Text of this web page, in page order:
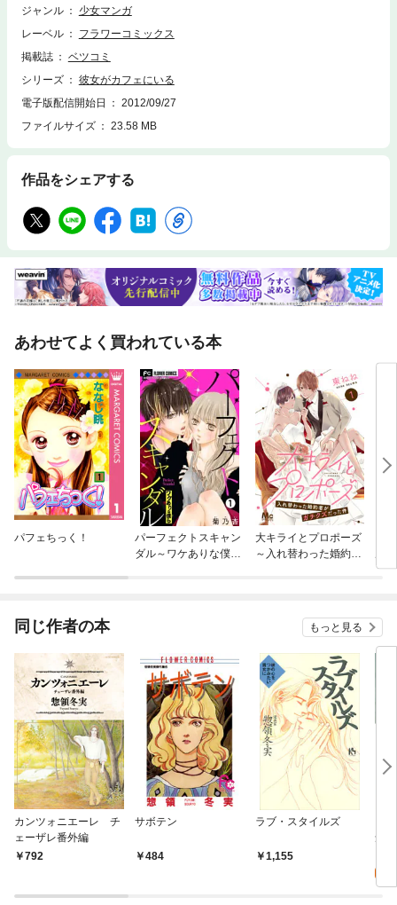
ジャンル
少女マンガ
レーベル
フラワーコミックス
掲載誌
ベツコミ
シリーズ
彼女がカフェにいる
電子版配信開始日
2012/09/27
ファイルサイズ
23.58 MB
作品をシェアする
あわせてよく買われている本
パフェちっく！
パーフェクトスキャン
ダル～ワケありな僕ら
大キライとプロポーズ
～入れ替わった婚約者
同じ作者の本 もっと見る
カンツォニエーレ チ
ェーザレ番外編
792
サボテン
484
ラブ・スタイルズ
1,155
念
ック